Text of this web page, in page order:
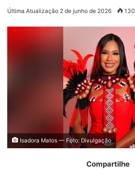
Última Atualização 2 de junho de 2026 130
Isadora Matos — Foto: Divulgação
Compartilhe